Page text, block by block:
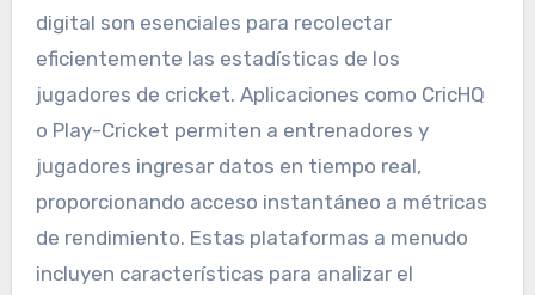
digital son esenciales para recolectar
eficientemente las estadísticas de los
jugadores de cricket. Aplicaciones como CricHQ
o Play-Cricket permiten a entrenadores y
jugadores ingresar datos en tiempo real,
proporcionando acceso instantáneo a métricas
de rendimiento. Estas plataformas a menudo
incluyen características para analizar el